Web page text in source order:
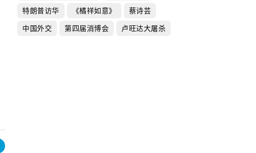
特朗普访华 《橘祥如意》 蔡诗芸
中国外交 第四届消博会 卢旺达大屠杀